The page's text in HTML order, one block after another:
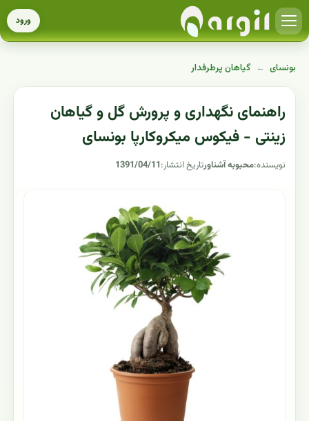
ورود
بونسای ← گیاهان پرطرفدار
راهنمای نگهداری و پرورش گل و گیاهان
زینتی - فیکوس میکروکارپا بونسای
نویسنده:محبوبه آشناورتاریخ انتشار:1391/04/11